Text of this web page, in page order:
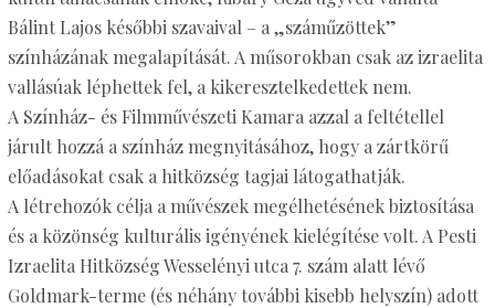
Bálint Lajos későbbi szavaival – a „száműzöttek”
színházának megalapítását. A műsorokban csak az izraelita
vallásúak léphettek fel, a kikeresztelkedettek nem.
A Színház- és Filmművészeti Kamara azzal a feltétellel
járult hozzá a színház megnyitásához, hogy a zártkörű
előadásokat csak a hitközség tagjai látogathatják.
A létrehozók célja a művészek megélhetésének biztosítása
és a közönség kulturális igényének kielégítése volt. A Pesti
Izraelita Hitközség Wesselényi utca 7. szám alatt lévő
Goldmark-terme (és néhány további kisebb helyszín) adott